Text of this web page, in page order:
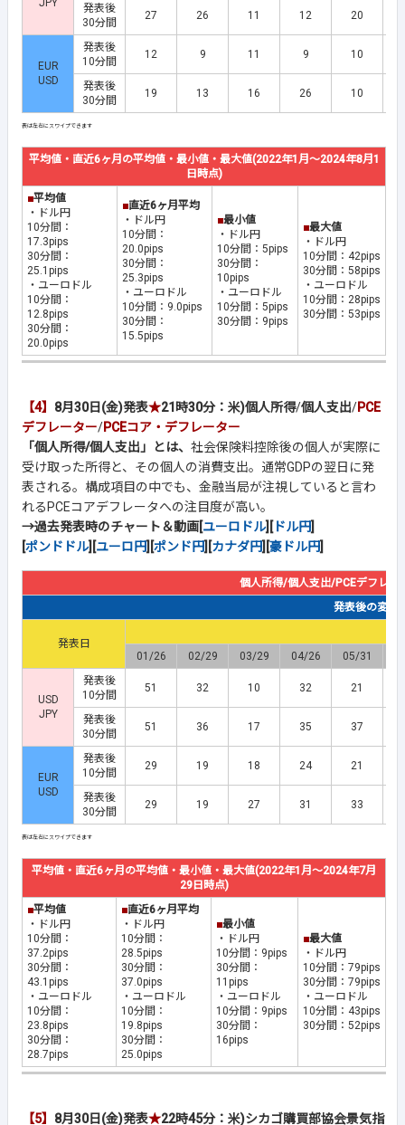
JPY
発表後
30分間
27 26 11 12 20
EUR
USD
発表後
10分間
12 9 11 9 10
発表後
30分間
19 13 16 26 10
平均値・直近6ヶ月の平均値・最小値・最大値(2022年1月～2024年8月1
日時点)
■平均値
・ドル円
10分間：
17.3pips
30分間：
25.1pips
・ユーロドル
10分間：
12.8pips
30分間：
20.0pips
■直近6ヶ月平均
・ドル円
10分間：
20.0pips
30分間：
25.3pips
・ユーロドル
10分間：9.0pips
30分間：
15.5pips
■最小値
・ドル円
10分間：5pips
30分間：
10pips
・ユーロドル
10分間：5pips
30分間：9pips
■最大値
・ドル円
10分間：42pips
30分間：58pips
・ユーロドル
10分間：28pips
30分間：53pips
【4】 8月30日(金)発表★21時30分：米)個人所得/個人支出/PCE
デフレーター/PCEコア・デフレーター
「個人所得/個人支出」とは、 社会保険料控除後の個人が実際に
受け取った所得と、その個人の消費支出。通常GDPの翌日に発
表される。構成項目の中でも、金融当局が注視していると言わ
れるPCEコアデフレータへの注目度が高い。
→過去発表時のチャート＆動画[ユーロドル][ ドル円]
[ポンドドル][ユーロ円][ポンド円][カナダ円][豪ドル円]
個人所得/個人支出/PCEデフレー
発表後の変動
発表日
01/26
02/29 03/29 04/26 05/31
USD
JPY
発表後
10分間
51 32 10 32 21
発表後
30分間
51 36 17 35 37
EUR
USD
発表後
10分間
29 19 18 24 21
発表後
30分間
29 19 27 31 33
平均値・直近6ヶ月の平均値・最小値・最大値(2022年1月～2024年7月
29日時点)
■平均値
・ドル円
10分間：
37.2pips
30分間：
43.1pips
・ユーロドル
10分間：
23.8pips
30分間：
28.7pips
■直近6ヶ月平均
・ドル円
10分間：
28.5pips
30分間：
37.0pips
・ユーロドル
10分間：
19.8pips
30分間：
25.0pips
■最小値
・ドル円
10分間：9pips
30分間：
11pips
・ユーロドル
10分間：9pips
30分間：
16pips
■最大値
・ドル円
10分間：79pips
30分間：79pips
・ユーロドル
10分間：43pips
30分間：52pips
【5】 8月30日(金)発表★22時45分：米)シカゴ購買部協会景気指